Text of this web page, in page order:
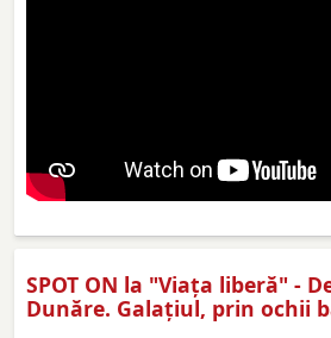
SPOT ON la "Viaţa liberă" -
Dunăre. Galațiul, prin ochii